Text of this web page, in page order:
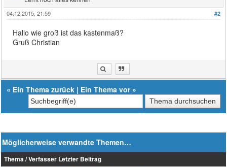
#2
04.12.2015, 21:59
Hallo wie groß ist das kastenmaß?
Gruß Christian
« Ein Thema zurück | Ein Thema vor»
Möglicherweise verwandte Themen…
Thema / Verfasser Letzter Beitrag